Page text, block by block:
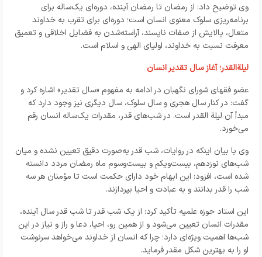
وی توضیح داد: از رمضان تا رمضان آینده، دوره‌ای یک‌ساله برای
برنامه‌ریزی سلوک معنوی انسان است؛ دوره‌ای برای تقرب به خداوند
متعال، پالایش از صفات ناپسند، آراسته‌شدن به فضایل اخلاقی و تعمیق
معرفت نسبت به خداوند، اولیای الهی و اسلام است.
لیلةالقدر؛ آغاز سال تقدیر انسان
عضو فقهای شورای نگهبان در ادامه به مفهوم «سال تقدیر» اشاره کرد و
گفت: در کنار سال هجری و سال سلوک، سال دیگری نیز وجود دارد که
مبدأ آن لیلة القدر است. در شب‌های قدر، مقدرات یک‌ساله انسان رقم
می‌خورد.
وی با بیان اینکه در روایات، شب قدر به‌صورت دقیق تعیین نشده و میان
شب‌های نوزدهم، بیست‌ویکم و بیست‌وسوم ماه رمضان مردد دانسته
شده است، افزود: این ابهام خود دارای حکمت است تا مؤمنان هر سه
شب را قدر بدانند و به عبادت و احیا بپردازند.
این استاد حوزه علمیه تأکید کرد: از یک شب قدر تا شب قدر سال آینده،
مقدرات انسان تعیین می‌شود و از همین رو، احیا، دعا و راز و نیاز در این
شب‌ها اهمیت ویژه‌ای دارد؛ چرا که انسان از خداوند می‌خواهد سرنوشت
او را به بهترین شکل مقدر فرماید.